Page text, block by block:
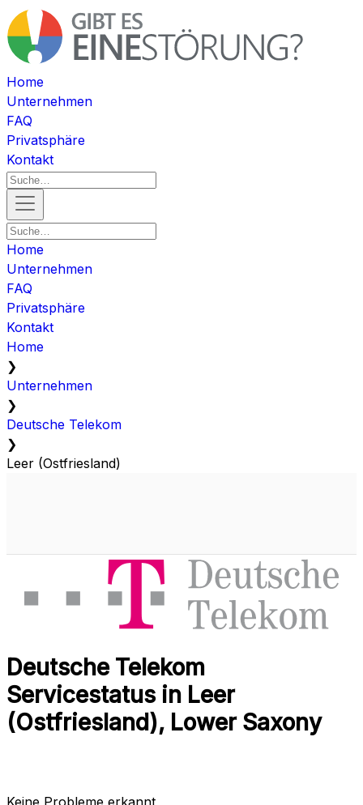
Home
Unternehmen
FAQ
Privatsphäre
Kontakt
Home
Unternehmen
FAQ
Privatsphäre
Kontakt
Home
❯
Unternehmen
❯
Deutsche Telekom
❯
Leer (Ostfriesland)
Deutsche Telekom
Servicestatus in Leer
(Ostfriesland), Lower Saxony